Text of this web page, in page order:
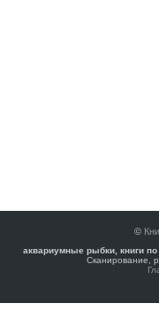
©
аквариумные рыбки, книги
Сканирование,